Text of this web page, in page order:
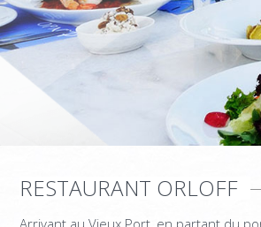
RESTAURANT ORLOFF